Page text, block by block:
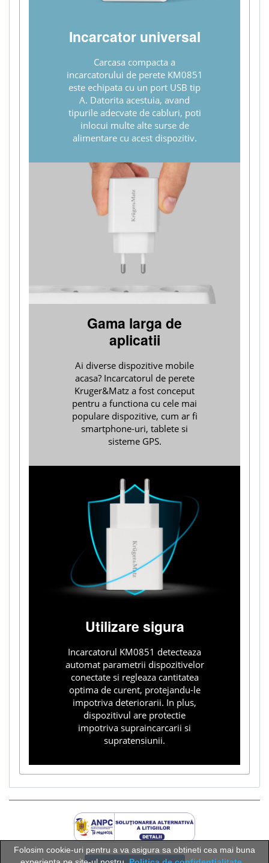
Incarcator universal
Carcasa compacta a
incarcatorului de perete KM0851
este echipata cu un port USB tip
A. Datorita acestuia, avand
tipurile adecvate de cabluri, poti
inlocui multe alte surse de
alimentare cu acest dispozitiv.
Gama larga de
aplicatii
Ai diverse dispozitive mobile
acasa? Incarcatorul de perete
Kruger&Matz a fost conceput
pentru a functiona cu cele mai
populare dispozitive, cum ar fi
smartphone-uri, tablete si
sisteme GPS.
Utilizare sigura
Incarcatorul KM0851 detecteaza
automat parametrii dispozitivelor
conectate si regleaza cantitatea
optima de curent, protejandu-le
impotriva deteriorarii. In plus,
dispozitivul are protectie
impotriva supraincarcarii si
supratensiunii.
Folosim cookie-uri pentru a va asigura sa obtineti cea mai buna